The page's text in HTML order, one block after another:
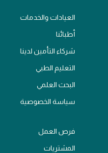
العيادات والخدمات
أطبائنا
شركاء التأمين لدينا
التعليم الطبي
البحث العلمي
سياسة الخصوصية
فرص العمل
المشتريات